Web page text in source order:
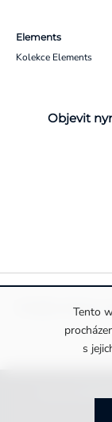
Tento
s
Elements
Kolekce Elements
Objevit
Pravidla ochrany